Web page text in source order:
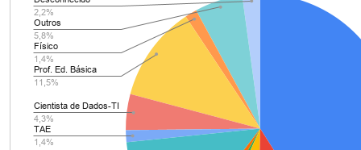
Ministério do Desenvolvimento Regional
Controladoria-Geral da União
Ministério da Mulher, da Família e dos Direitos Humanos